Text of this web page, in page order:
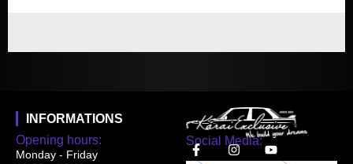
Social Media:
INFORMATIONS
Opening hours:
Monday - Friday